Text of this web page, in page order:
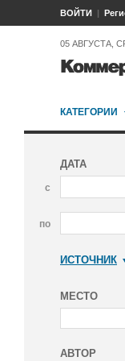
ВОЙТИ
05 АВГУСТА,
КАТЕГОРИИ
ДАТА
с
по
ИСТОЧНИК
МЕСТО
АВТОР